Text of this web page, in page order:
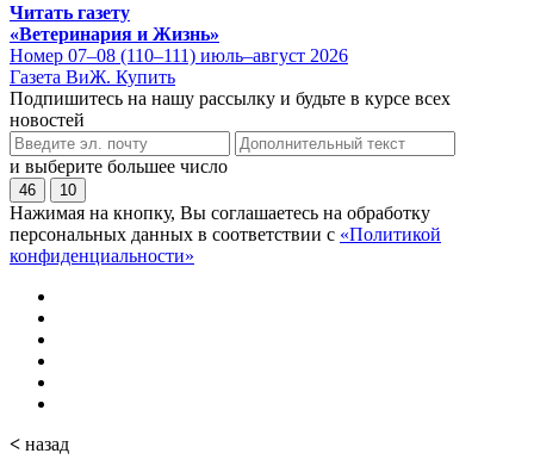
Читать газету
«Ветеринария и Жизнь»
Номер 07–08 (110–111) июль–август 2026
Газета ВиЖ. Купить
Подпишитесь на нашу рассылку и будьте в курсе всех
новостей
и выберите большее число
46 10
Нажимая на кнопку, Вы соглашаетесь на обработку
персональных данных в соответствии с «Политикой
конфиденциальности»
< назад